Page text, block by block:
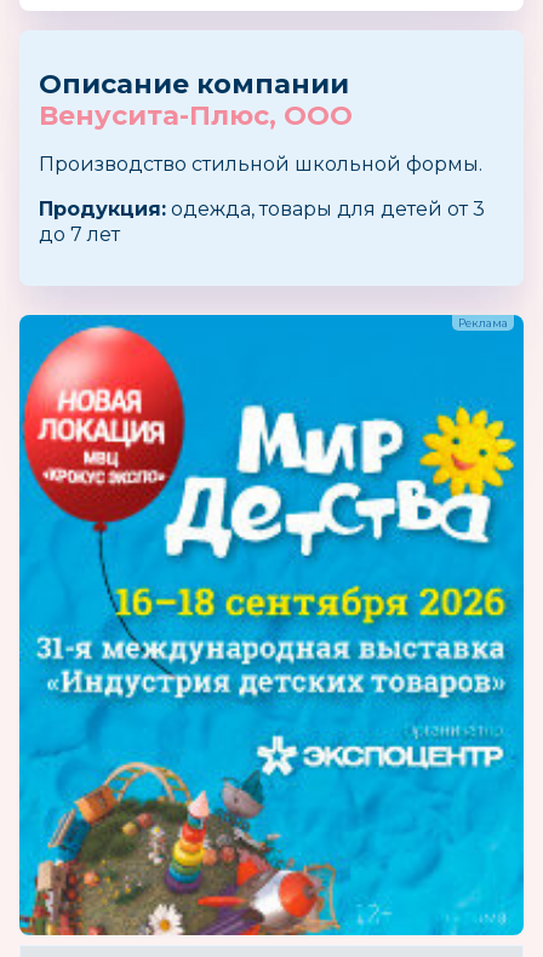
Описание компании
Венусита-Плюс, ООО
Производство стильной школьной формы.
Продукция: одежда, товары для детей от 3
до 7 лет